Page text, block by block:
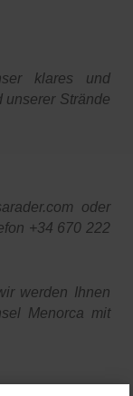
klares und
unserer Strände
oder
+34 670 222
werden Ihnen
Menorca mit